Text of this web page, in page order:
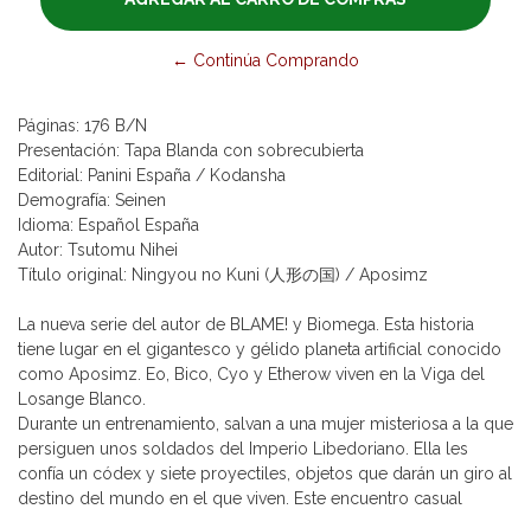
← Continúa Comprando
Páginas: 176 B/N
Presentación: Tapa Blanda con sobrecubierta
Editorial: Panini España / Kodansha
Demografía: Seinen
Idioma: Español España
Autor: Tsutomu Nihei
Título original: Ningyou no Kuni (人形の国) / Aposimz
La nueva serie del autor de BLAME! y Biomega. Esta historia
tiene lugar en el gigantesco y gélido planeta artificial conocido
como Aposimz. Eo, Bico, Cyo y Etherow viven en la Viga del
Losange Blanco.
Durante un entrenamiento, salvan a una mujer misteriosa a la que
persiguen unos soldados del Imperio Libedoriano. Ella les
confía un códex y siete proyectiles, objetos que darán un giro al
destino del mundo en el que viven. Este encuentro casual